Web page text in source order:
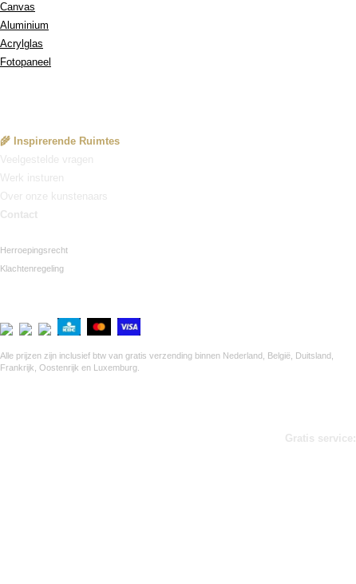
Canvas
Aluminium
Acrylglas
Fotopaneel
🌾 Inspirerende Ruimtes
Veelgestelde vragen
Werk insturen
Over onze kunstenaars
Contact
Herroepingsrecht
Klachtenregeling
Alle prijzen zijn inclusief btw van gratis verzending binnen Nederland, België, Duitsland,
Frankrijk, Oostenrijk en Luxemburg.
Gratis service: